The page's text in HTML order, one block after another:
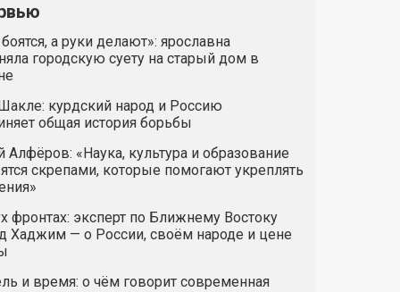
боятся, а руки делают»: ярославна
городскую суету на старый дом в
курдский народ и Россию
общая история борьбы
Алфёров: «Наука, культура и образование
скрепами, которые помогают укреплять
фронтах: эксперт по Ближнему Востоку
Хаджим — о России, своём народе и цене
и время: о чём говорит современная